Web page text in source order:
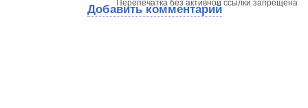
Перепечатка без активной ссылки запрещена
Добавить комментарий